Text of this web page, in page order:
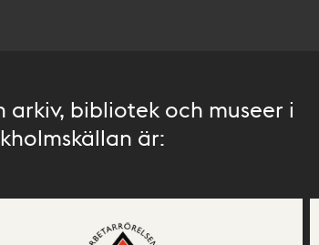
bibliotek och museer i
är: